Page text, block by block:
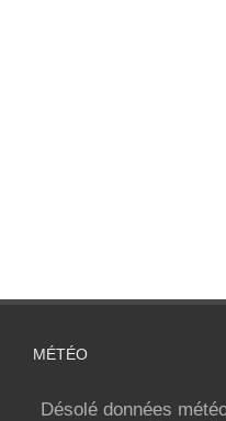
MÉTÉO
Désolé données